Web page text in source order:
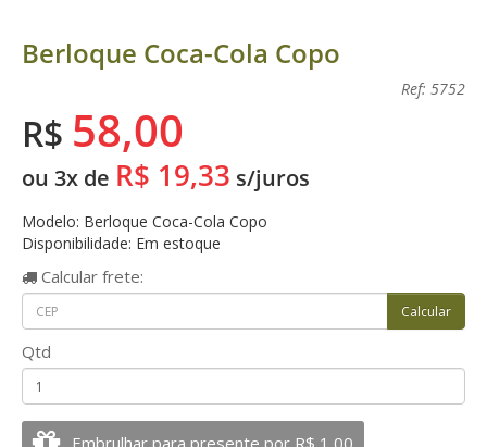
Berloque Coca-Cola Copo
Ref: 5752
R$ 58,00
ou 3x de R$ 19,33 s/juros
Modelo: Berloque Coca-Cola Copo
Disponibilidade: Em estoque
Calcular frete:
Qtd